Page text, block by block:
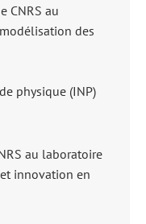
CNRS au
des
physique (INP)
au laboratoire
innovation en